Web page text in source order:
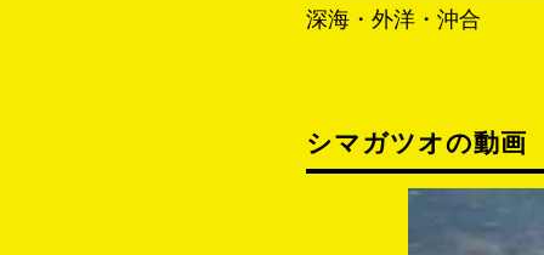
深海・外洋・沖合
シマガツオの動画